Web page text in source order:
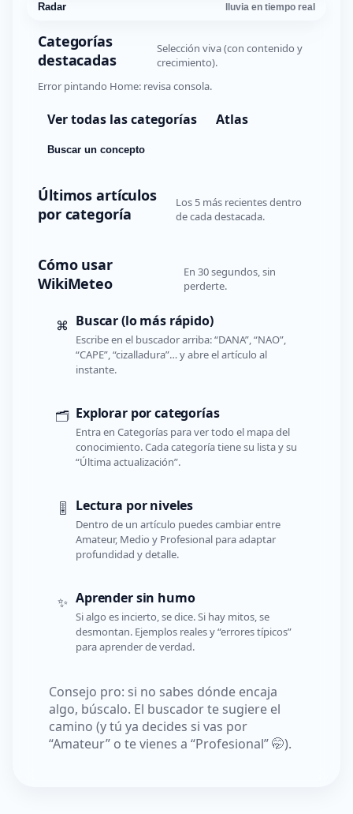
Radar lluvia en tiempo real
Categorías
destacadas
Selección viva (con contenido y
crecimiento).
Error pintando Home: revisa consola.
Ver todas las categorías Atlas
Buscar un concepto
Últimos artículos
por categoría
Los 5 más recientes dentro
de cada destacada.
Cómo usar
WikiMeteo
En 30 segundos, sin
perderte.
⌘ Buscar (lo más rápido)
Escribe en el buscador arriba: “DANA”, “NAO”,
“CAPE”, “cizalladura”… y abre el artículo al
instante.
🗂️ Explorar por categorías
Entra en Categorías para ver todo el mapa del
conocimiento. Cada categoría tiene su lista y su
“Última actualización”.
🎚️ Lectura por niveles
Dentro de un artículo puedes cambiar entre
Amateur, Medio y Profesional para adaptar
profundidad y detalle.
✨ Aprender sin humo
Si algo es incierto, se dice. Si hay mitos, se
desmontan. Ejemplos reales y “errores típicos”
para aprender de verdad.
Consejo pro: si no sabes dónde encaja
algo, búscalo. El buscador te sugiere el
camino (y tú ya decides si vas por
“Amateur” o te vienes a “Profesional” 🤭).